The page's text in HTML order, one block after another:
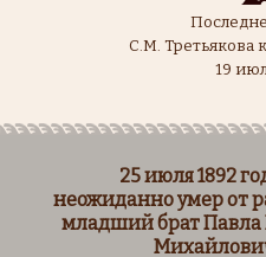
С.М. Третьякова
19
25 июля 1892
неожиданно умер от
младший брат